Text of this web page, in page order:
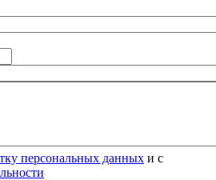
персональных данных и с